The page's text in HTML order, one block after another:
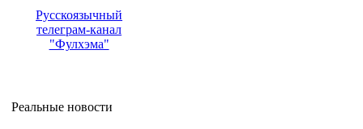
Русскоязычный
телеграм-канал
"Фулхэма"
Реальные новости